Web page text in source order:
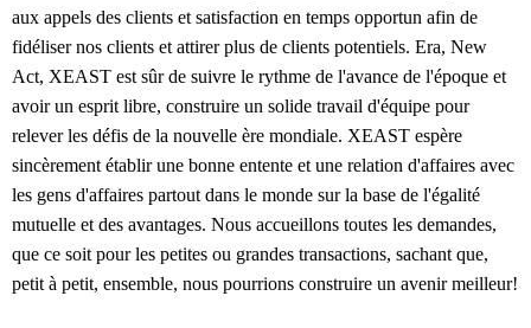
aux appels des clients et satisfaction en temps opportun afin de
fidéliser nos clients et attirer plus de clients potentiels. Era, New
Act, XEAST est sûr de suivre le rythme de l'avance de l'époque et
avoir un esprit libre, construire un solide travail d'équipe pour
relever les défis de la nouvelle ère mondiale. XEAST espère
sincèrement établir une bonne entente et une relation d'affaires avec
les gens d'affaires partout dans le monde sur la base de l'égalité
mutuelle et des avantages. Nous accueillons toutes les demandes,
que ce soit pour les petites ou grandes transactions, sachant que,
petit à petit, ensemble, nous pourrions construire un avenir meilleur!